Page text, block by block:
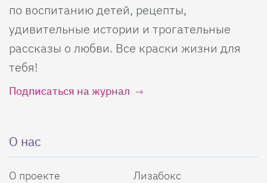
по воспитанию детей, рецепты,
удивительные истории и трогательные
рассказы о любви. Все краски жизни для
тебя!
Подписаться на журнал
О нас
О проекте
Лизабокс